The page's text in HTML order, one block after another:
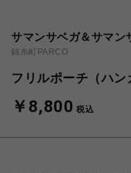
サマンサベガ＆サマン
錦糸町PARCO
フリルポーチ（ハン
￥8,800 税込